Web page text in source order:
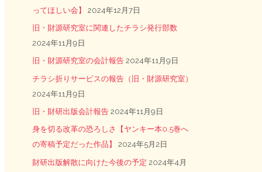
ってほしい会】
2024年12月7日
旧・財源研究室に関連したチラシ発行部数
2024年11月9日
旧・財源研究室の会計報告 2024年11月9日
チラシ折りサービスの報告（旧・財源研究室）
2024年11月9日
旧・財研出版会計報告 2024年11月9日
身を切る改革の恐ろしさ【ヤンキー本0.5巻へ
の寄稿予定だった作品】
2024年5月2日
財研出版解散に向けた今後の予定 2024年4月